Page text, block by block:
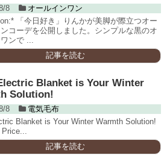
8
オールインワン
「今日好き」りんかが美脚が際立つオー
コーデを公開しました。シンプルな黒のオ
ンで ...
記事を読む
Blanket is Your Winter
Solution!
8
電気毛布
Blanket is Your Winter Warmth Solution!
記事を読む